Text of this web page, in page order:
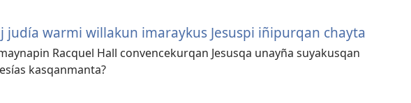
judía warmi willakun imaraykus Jesuspi iñipurqan chayta
Racquel Hall convencekurqan Jesusqa unayña suyakusqan
kasqanmanta?